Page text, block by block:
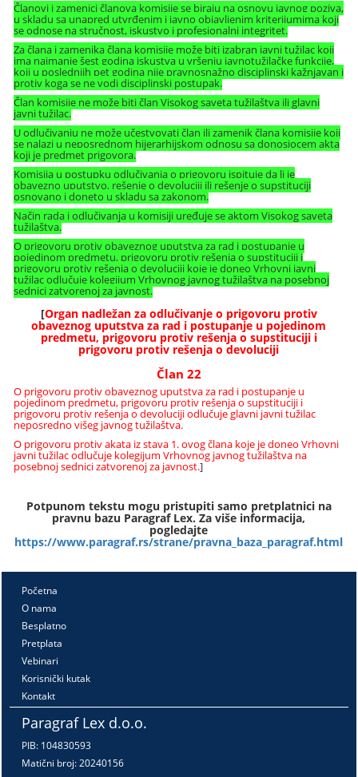
Članovi i zamenici članova komisije se biraju na osnovu javnog poziva,
u skladu sa unapred utvrđenim i javno objavljenim kriterijumima koji
se odnose na stručnost, iskustvo i profesionalni integritet.
Za člana i zamenika člana komisije može biti izabran javni tužilac koji
ima najmanje šest godina iskustva u vršenju javnotužilačke funkcije,
koji u poslednjih pet godina nije pravnosnažno disciplinski kažnjavan i
protiv koga se ne vodi disciplinski postupak.
Član komisije ne može biti član Visokog saveta tužilaštva ili glavni
javni tužilac.
U odlučivanju ne može učestvovati član ili zamenik člana komisije koji
se nalazi u neposrednom hijerarhijskom odnosu sa donosiocem akta
koji je predmet prigovora.
Komisija u postupku odlučivanja o prigovoru ispituje da li je
obavezno uputstvo, rešenje o devoluciji ili rešenje o supstituciji
osnovano i doneto u skladu sa zakonom.
Način rada i odlučivanja u komisiji uređuje se aktom Visokog saveta
tužilaštva.
O prigovoru protiv obaveznog uputstva za rad i postupanje u
pojedinom predmetu, prigovoru protiv rešenja o supstituciji i
prigovoru protiv rešenja o devoluciji koje je doneo Vrhovni javni
tužilac odlučuje kolegijum Vrhovnog javnog tužilaštva na posebnoj
sednici zatvorenoj za javnost.
[Organ nadležan za odlučivanje o prigovoru protiv
obaveznog uputstva za rad i postupanje u pojedinom
predmetu, prigovoru protiv rešenja o supstituciji i
prigovoru protiv rešenja o devoluciji
Član 22
O prigovoru protiv obaveznog uputstva za rad i postupanje u
pojedinom predmetu, prigovoru protiv rešenja o supstituciji i
prigovoru protiv rešenja o devoluciji odlučuje glavni javni tužilac
neposredno višeg javnog tužilaštva.
O prigovoru protiv akata iz stava 1. ovog člana koje je doneo Vrhovni
javni tužilac odlučuje kolegijum Vrhovnog javnog tužilaštva na
posebnoj sednici zatvorenoj za javnost.]
Potpunom tekstu mogu pristupiti samo pretplatnici na
pravnu bazu Paragraf Lex. Za više informacija,
pogledajte
https://www.paragraf.rs/strane/pravna_baza_paragraf.html
Početna
O nama
Besplatno
Pretplata
Vebinari
Korisnički kutak
Kontakt
Paragraf Lex d.o.o.
PIB: 104830593
Matični broj: 20240156